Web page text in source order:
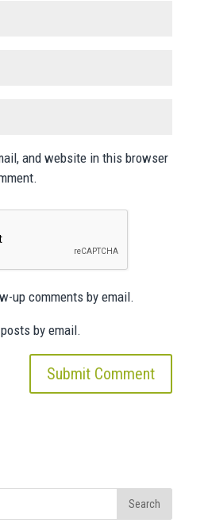
and website in this browser
up comments by email.
by email.